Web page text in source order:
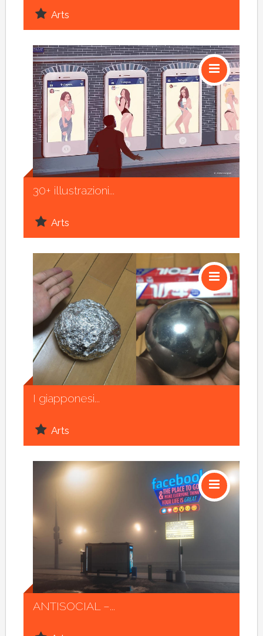
Arts
30+ illustrazioni...
Arts
Social
I giapponesi...
Arts
Social
ANTISOCIAL –...